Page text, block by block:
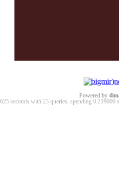
Powered by
seconds with 23 queries, spending